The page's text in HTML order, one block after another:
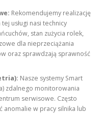
Rekomendujemy realizację
usługi nasi technicy
stan zużycia rolek,
dla nieprzeciążania
oraz sprawdzają sprawność
Nasze systemy Smart
zdalnego monitorowania
serwisowe. Często
anomalie w pracy silnika lub